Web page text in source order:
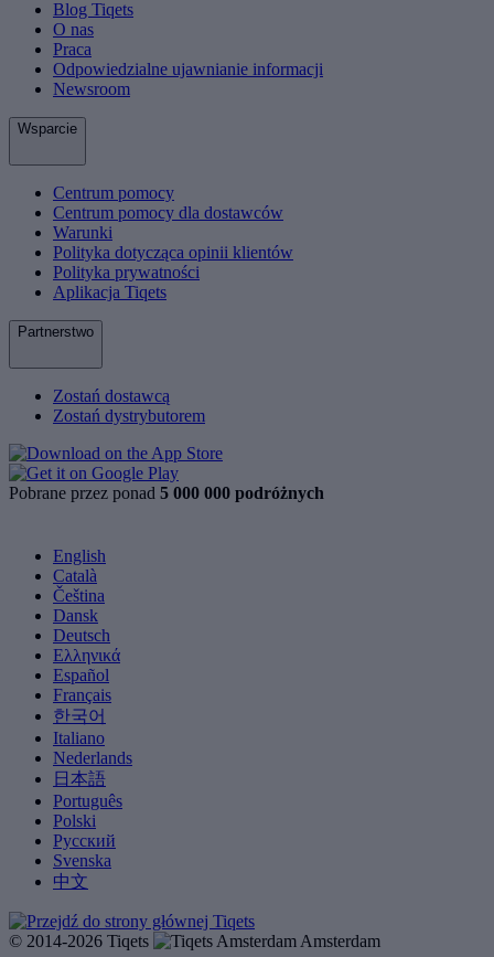
Blog Tiqets
O nas
Praca
Odpowiedzialne ujawnianie informacji
Newsroom
Wsparcie
Centrum pomocy
Centrum pomocy dla dostawców
Warunki
Polityka dotycząca opinii klientów
Polityka prywatności
Aplikacja Tiqets
Partnerstwo
Zostań dostawcą
Zostań dystrybutorem
Pobrane przez ponad 5 000 000 podróżnych
English
Català
Čeština
Dansk
Deutsch
Ελληνικά
Español
Français
한국어
Italiano
Nederlands
日本語
Português
Polski
Русский
Svenska
中文
© 2014-2026 Tiqets
Amsterdam